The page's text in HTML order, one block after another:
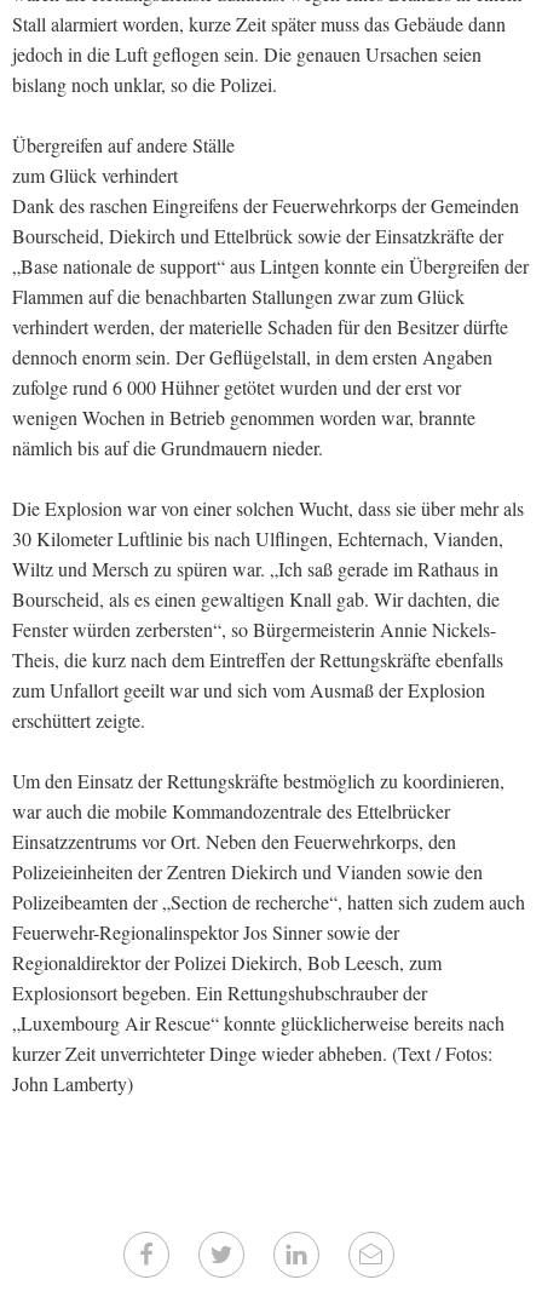
Stall alarmiert worden, kurze Zeit später muss das Gebäude dann
jedoch in die Luft geflogen sein. Die genauen Ursachen seien
bislang noch unklar, so die Polizei.
Übergreifen auf andere Ställe
zum Glück verhindert
Dank des raschen Eingreifens der Feuerwehrkorps der Gemeinden
Bourscheid, Diekirch und Ettelbrück sowie der Einsatzkräfte der
„Base nationale de support“ aus Lintgen konnte ein Übergreifen der
Flammen auf die benachbarten Stallungen zwar zum Glück
verhindert werden, der materielle Schaden für den Besitzer dürfte
dennoch enorm sein. Der Geflügelstall, in dem ersten Angaben
zufolge rund 6 000 Hühner getötet wurden und der erst vor
wenigen Wochen in Betrieb genommen worden war, brannte
nämlich bis auf die Grundmauern nieder.
Die Explosion war von einer solchen Wucht, dass sie über mehr als
30 Kilometer Luftlinie bis nach Ulflingen, Echternach, Vianden,
Wiltz und Mersch zu spüren war. „Ich saß gerade im Rathaus in
Bourscheid, als es einen gewaltigen Knall gab. Wir dachten, die
Fenster würden zerbersten“, so Bürgermeisterin Annie Nickels-
Theis, die kurz nach dem Eintreffen der Rettungskräfte ebenfalls
zum Unfallort geeilt war und sich vom Ausmaß der Explosion
erschüttert zeigte.
Um den Einsatz der Rettungskräfte bestmöglich zu koordinieren,
war auch die mobile Kommandozentrale des Ettelbrücker
Einsatzzentrums vor Ort. Neben den Feuerwehrkorps, den
Polizeieinheiten der Zentren Diekirch und Vianden sowie den
Polizeibeamten der „Section de recherche“, hatten sich zudem auch
Feuerwehr-Regionalinspektor Jos Sinner sowie der
Regionaldirektor der Polizei Diekirch, Bob Leesch, zum
Explosionsort begeben. Ein Rettungshubschrauber der
„Luxembourg Air Rescue“ konnte glücklicherweise bereits nach
kurzer Zeit unverrichteter Dinge wieder abheben. (Text / Fotos:
John Lamberty)